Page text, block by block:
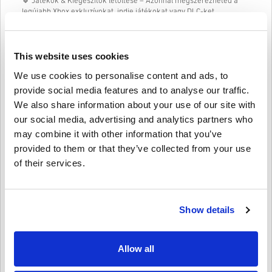
This website uses cookies
We use cookies to personalise content and ads, to
provide social media features and to analyse our traffic.
We also share information about your use of our site with
our social media, advertising and analytics partners who
may combine it with other information that you’ve
provided to them or that they’ve collected from your use
of their services.
Show details
Allow all
legújabb Xbox exkluzívokat, indie játékokat vagy DLC-ket.
legnagyobb kasszasikerek közül.
konzolokra, kontrollerekre, fejhallgatókra és egyebekre.
Tökéletes ajándék
Meg szeretnél lepni egy barátot vagy családtagot?
Egyszerűen válaszd ki az összeget, személyre szabhatod egy
dizájnnal és üzenettel, majd küldheted e-mailben vagy
kinyomtathatod. Ez egy gyors, rugalmas és figyelmes ajándék –
tökéletes születésnapokra, ünnepekre vagy bármilyen alkalomra.
t:
3. Válaszd a „Kód beváltása” opciót, és írd be a 25 karakteres kódot
Vásárold meg az Xbox Ajándékkártya30EUR EU-t még